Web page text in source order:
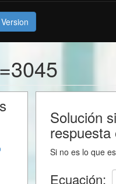
Solución
respuesta
Si no es lo que
Ecuación: